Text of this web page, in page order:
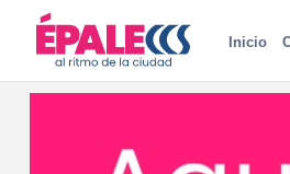
Inicio